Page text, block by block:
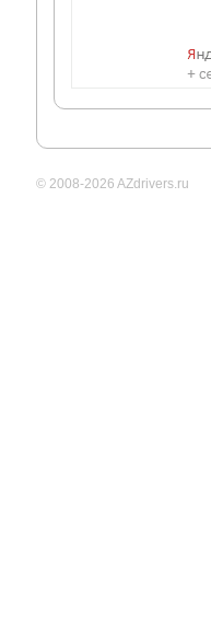
© 2008-2026 AZdrivers.ru